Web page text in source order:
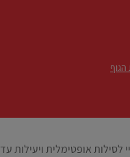
הגוף
אופטימלית ויעילות עד 48 שעות